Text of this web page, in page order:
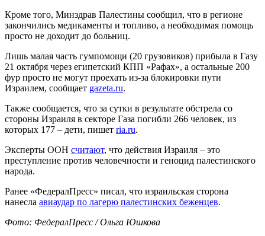
Кроме того, Минздрав Палестины сообщил, что в регионе
закончились медикаменты и топливо, а необходимая помощь
просто не доходит до больниц.
Лишь малая часть гумпомощи (20 грузовиков) прибыла в Газу
21 октября через египетский КПП «Рафах», а остальные 200
фур просто не могут проехать из-за блокировки пути
Израилем, сообщает gazeta.ru.
Также сообщается, что за сутки в результате обстрела со
стороны Израиля в секторе Газа погибли 266 человек, из
которых 177 – дети, пишет ria.ru.
Эксперты ООН считают, что действия Израиля – это
преступление против человечности и геноцид палестинского
народа.
Ранее «ФедералПресс» писал, что израильская сторона
нанесла авиаудар по лагерю палестинских беженцев.
Фото: ФедералПресс / Ольга Юшкова